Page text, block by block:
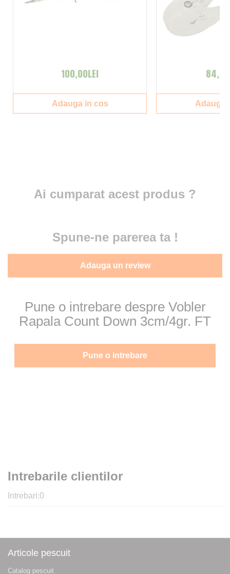
Ai cumparat acest produs ?
Spune-ne parerea ta !
Adauga un review
Intrebarile clientilor
Intrebari:0
Pune o intrebare despre Vobler
Rapala Count Down 3cm/4gr. FT
Pune o intrebare
100,00LEI
Adauga in cos Adauga
Articole pescuit
Catalog pescuit